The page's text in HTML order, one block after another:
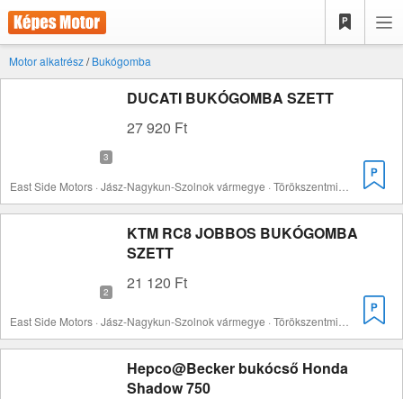
Motor alkatrész/Bukógomba
DUCATI BUKÓGOMBA SZETT
27 920 Ft
KTM RC8 JOBBOS BUKÓGOMBA
SZETT
21 120 Ft
Hepco@Becker bukócső Honda
Shadow 750